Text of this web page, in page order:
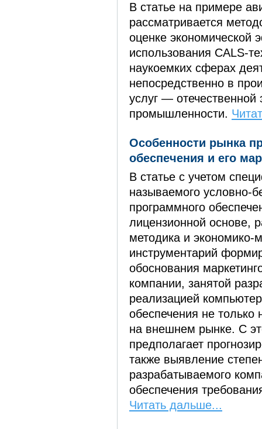
В статье на примере
рассматривается
оценке экономической
использования CALS-
наукоемких сферах
непосредственно в
услуг — отечественной
промышленности.
Особенности рынка
обеспечения и его
В статье с учетом
называемого условно-
программного
лицензионной основе,
методика и экономико-
инструментарий
обоснования
компании, занятой
реализацией
обеспечения не только
на внешнем рынке. С
предполагает
также выявление
разрабатываемого
обеспечения
Читать дальше...